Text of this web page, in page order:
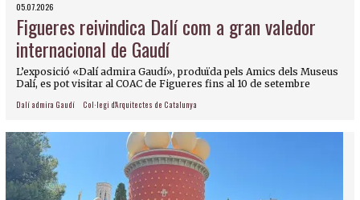
05.07.2026
Figueres reivindica Dalí com a gran valedor
internacional de Gaudí
L’exposició «Dalí admira Gaudí», produïda pels Amics dels Museus
Dalí, es pot visitar al COAC de Figueres fins al 10 de setembre
Dalí admira Gaudí Col·legi d'Arquitectes de Catalunya